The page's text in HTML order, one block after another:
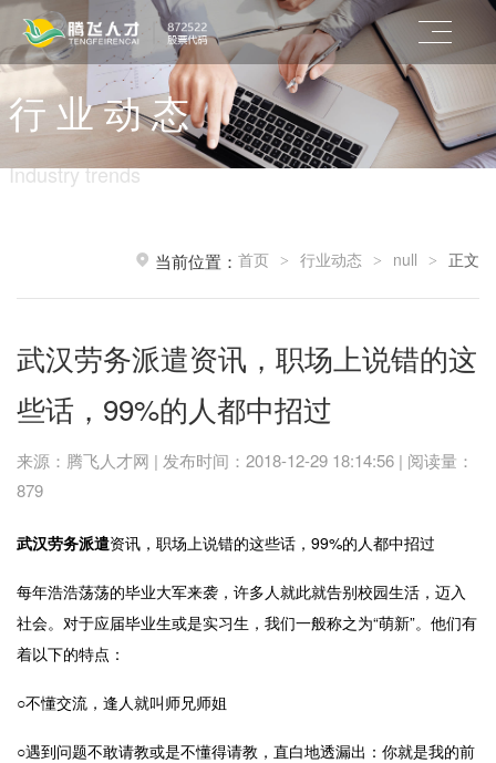
行 业 动 态
Industry trends
当前位置： 首页 > 行业动态 > null > 正文
武汉劳务派遣资讯，职场上说错的这
些话，99%的人都中招过
来源：腾飞人才网 | 发布时间：2018-12-29 18:14:56 | 阅读量：
879
武汉劳务派遣资讯，职场上说错的这些话， 99%的人都中招过
每年浩浩荡荡的毕业大军来袭，许多人就此就告别校园生活，迈入
社会。对于应届毕业生或是实习生，我们一般称之为“萌新”。他们有
着以下的特点：
○不懂交流，逢人就叫师兄师姐
○遇到问题不敢请教或是不懂得请教，直白地透漏出：你就是我的前